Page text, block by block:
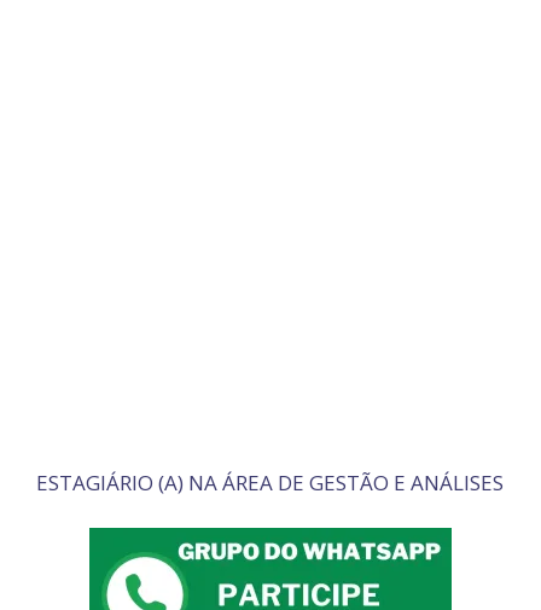
ESTAGIÁRIO (A) NA ÁREA DE GESTÃO E ANÁLISES